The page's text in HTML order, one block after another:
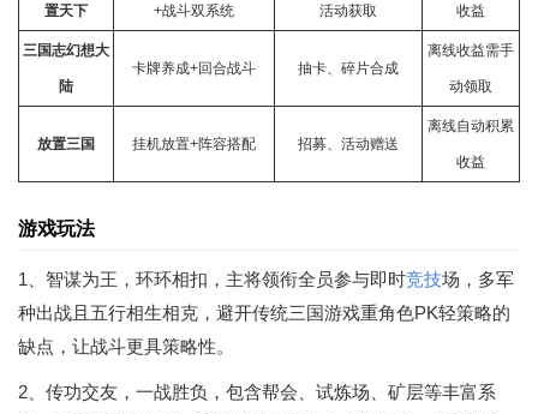
置天下 +战斗双系统 活动获取 收益
三国志幻想大
陆
卡牌养成+回合战斗 抽卡、碎片合成
离线收益需手
动领取
放置三国 挂机放置+阵容搭配 招募、活动赠送
离线自动积累
收益
游戏玩法
1、智谋为王，环环相扣，主将领衔全员参与即时竞技场，多军
种出战且五行相生相克，避开传统三国游戏重角色PK轻策略的
缺点，让战斗更具策略性。
2、传功交友，一战胜负，包含帮会、试炼场、矿层等丰富系